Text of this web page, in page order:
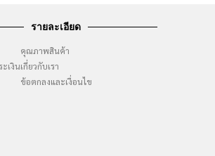
รายละเอียด
เงิน
คุณภาพสินค้า
เกี่ยวกับเรา
ข้อตกลงและเงื่อนไข